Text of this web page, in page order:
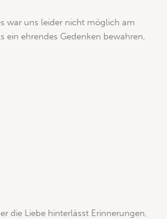
war uns leider nicht möglich am
ein ehrendes Gedenken bewahren,
die Liebe hinterlässt Erinnerungen,